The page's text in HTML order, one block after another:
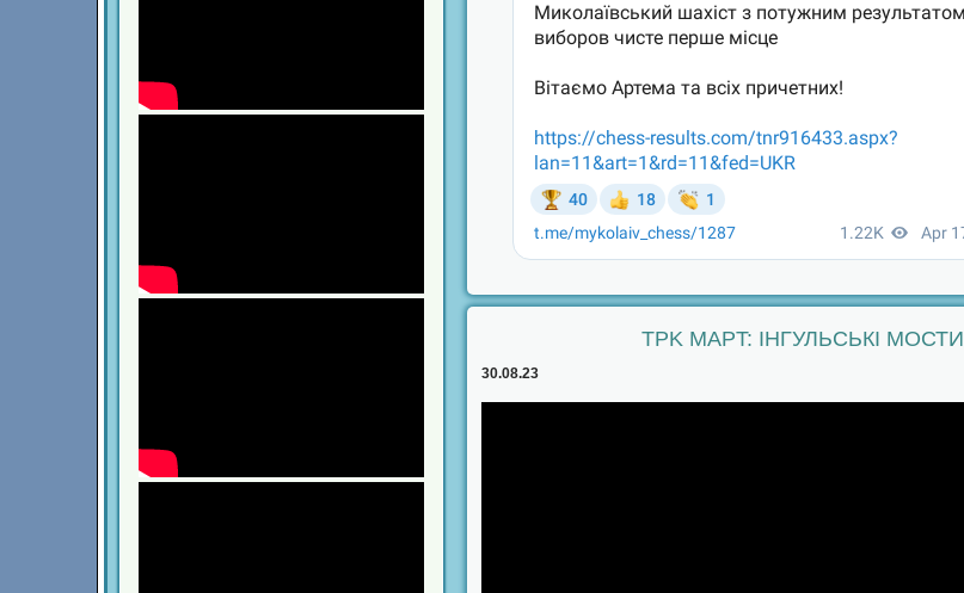
TPK MAPT: ІНГУЛЬСЬКІ МОСТИ
30.08.23